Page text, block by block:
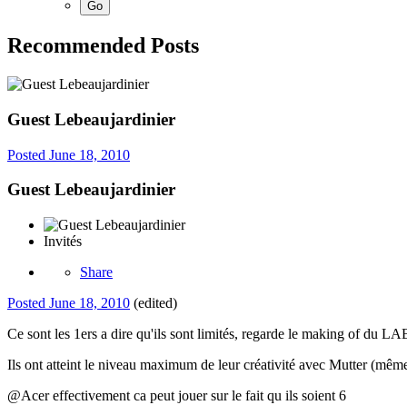
Recommended Posts
Guest Lebeaujardinier
Posted June 18, 2010
Guest Lebeaujardinier
Invités
Share
Posted June 18, 2010 (edited)
Ce sont les 1ers a dire qu'ils sont limités, regarde le making of du
Ils ont atteint le niveau maximum de leur créativité avec Mutter
@Acer effectivement ca peut jouer sur le fait qu ils soient 6